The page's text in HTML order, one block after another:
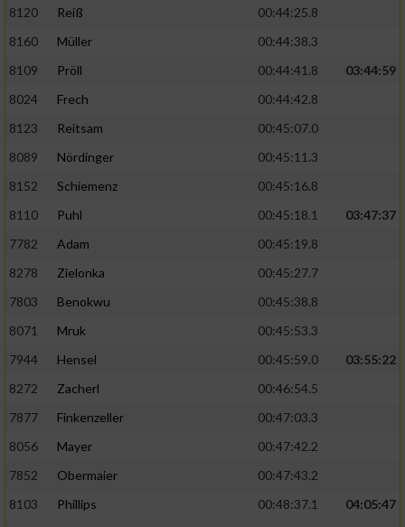
8120
Reiß
00:44:25.8
8160
Müller
00:44:38.3
8109
Pröll 00:44:41.8
03:44:59
8024
Frech
00:44:42.8
8123
Reitsam
00:45:07.0
8089
Nördinger
00:45:11.3
8152
Schiemenz
00:45:16.8
8110
Puhl 00:45:18.1
03:47:37
7782
Adam
00:45:19.8
8278
Zielonka
00:45:27.7
7803
Benokwu
00:45:38.8
8071
Mruk
00:45:53.3
7944
Hensel 00:45:59.0
03:55:22
8272
Zacherl
00:46:54.5
7877
Finkenzeller
00:47:03.3
8056
Mayer
00:47:42.2
7852
Obermaier
00:47:43.2
8103
Phillips 00:48:37.1
04:05:47